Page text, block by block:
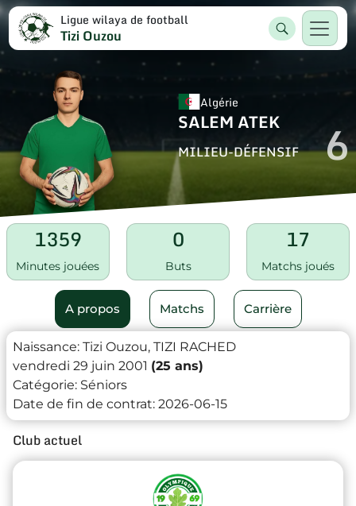
Ligue wilaya de football
Tizi Ouzou
Algérie
SALEM ATEK
MILIEU-DÉFENSIF 6
1359
Minutes jouées
0
Buts
17
Matchs joués
A propos Matchs Carrière
Naissance: Tizi Ouzou, TIZI RACHED
vendredi 29 juin 2001 (25 ans)
Catégorie: Séniors
Date de fin de contrat: 2026-06-15
Club actuel